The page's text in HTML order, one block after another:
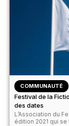
COMMUNAUTÉ
Festival de la
des dates
L’Association du
édition 2021 qui se